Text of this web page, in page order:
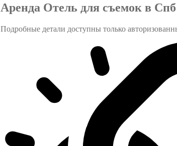
Аренда Отель для съемок в Спб
Подробные детали доступны только